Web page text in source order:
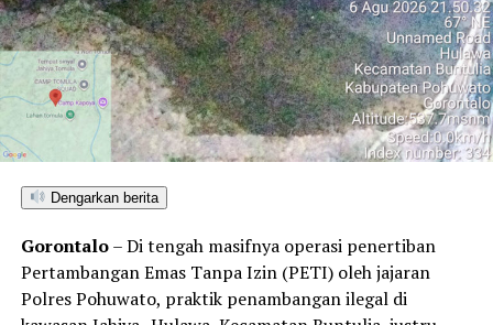
Dengarkan berita
Gorontalo– Di tengah masifnya operasi penertiban
Pertambangan Emas Tanpa Izin (PETI) oleh jajaran
Polres Pohuwato, praktik penambangan ilegal di